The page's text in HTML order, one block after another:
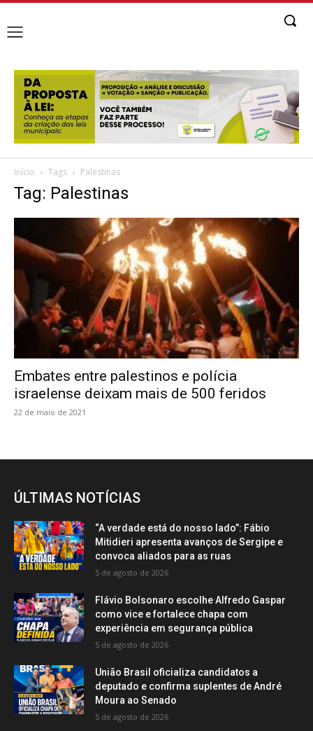
Início Tags Palestinas
Tag: Palestinas
Embates entre palestinos e polícia
israelense deixam mais de 500 feridos
22 de maio de 2021
ÚLTIMAS NOTÍCIAS
“A verdade está do nosso lado”: Fábio
Mitidieri apresenta avanços de Sergipe e
convoca aliados para as ruas
5 de agosto de 2026
Flávio Bolsonaro escolhe Alfredo Gaspar
como vice e fortalece chapa com
experiência em segurança pública
5 de agosto de 2026
União Brasil oficializa candidatos a
deputado e confirma suplentes de André
Moura ao Senado
5 de agosto de 2026